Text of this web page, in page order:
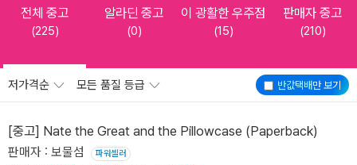
전체 중고
(225)
알라딘 중고
(0)
이 광활한 우주점
(15)
판매자 중고
(210)
반값택배만 보기
저가격순 모든 품질 등급
[중고] Nate the Great and the Pillowcase (Paperback)
판매자 : 보물섬 파워셀러